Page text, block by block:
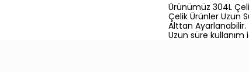
Ürünümüz 304L
Çelik Ürünler Uzun
Alttan Ayarlanabilir.
Uzun süre